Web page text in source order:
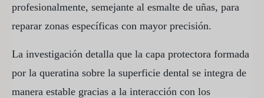
profesionalmente, semejante al esmalte de uñas, para
reparar zonas específicas con mayor precisión.
La investigación detalla que la capa protectora formada
por la queratina sobre la superficie dental se integra de
manera estable gracias a la interacción con los